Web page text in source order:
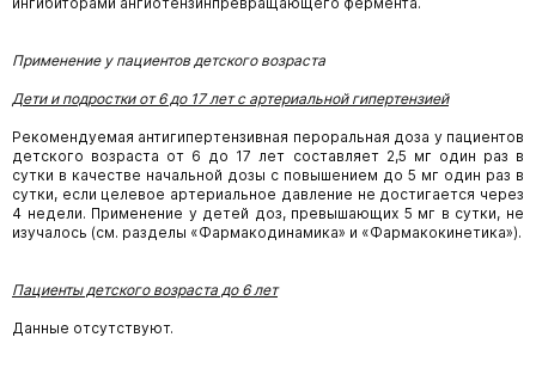
Применение у пациентов детского возраста
Дети и подростки от 6 до 17 лет с артериальной гипертензией
Рекомендуемая антигипертензивная пероральная доза у пациентов
детского возраста от 6 до 17 лет составляет 2,5 мг один раз в
сутки в качестве начальной дозы с повышением до 5 мг один раз в
сутки, если целевое артериальное давление не достигается через
4 недели. Применение у детей доз, превышающих 5 мг в сутки, не
изучалось (см. разделы «Фармакодинамика» и «Фармакокинетика»).
Пациенты детского возраста до 6 лет
Данные отсутствуют.